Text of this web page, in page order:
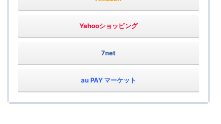
Yahooショッピング
7net
au PAY マーケット